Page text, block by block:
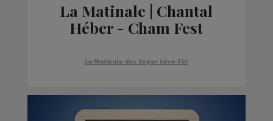
La Matinale | Chantal
Héber - Cham Fest
La Matinale des Super Lève-Tôt